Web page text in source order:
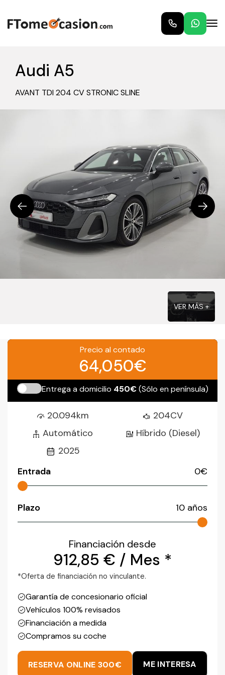
Audi A5
AVANT TDI 204 CV STRONIC SLINE
VER MÁS +
Precio al contado
64,050€
Entrega a domicilio 450€(Sólo en península)
20.094km
204CV
Automático
Híbrido (Diesel)
2025
Entrada
0€
Plazo 10 años
Financiación desde
912,85 € / Mes *
*Oferta de financiación no vinculante.
Garantía de concesionario oficial
Vehículos 100% revisados
Financiación a medida
Compramos su coche
RESERVA ONLINE 300€ ME INTERESA